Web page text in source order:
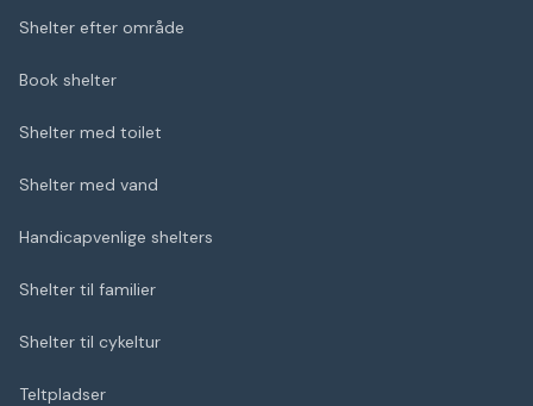
Shelter efter område
Book shelter
Shelter med toilet
Shelter med vand
Handicapvenlige shelters
Shelter til familier
Shelter til cykeltur
Teltpladser